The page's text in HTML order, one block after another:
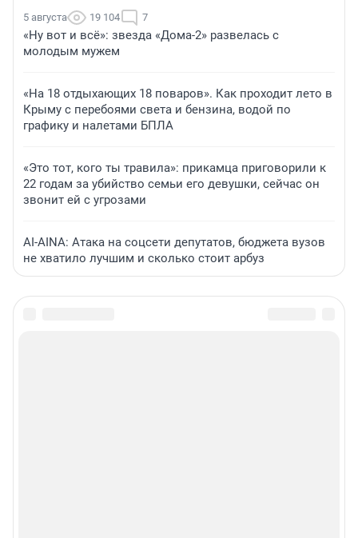
5 августа 19 104 7
«Ну вот и всё»: звезда «Дома-2» развелась с
молодым мужем
«На 18 отдыхающих 18 поваров». Как проходит лето в
Крыму с перебоями света и бензина, водой по
графику и налетами БПЛА
«Это тот, кого ты травила»: прикамца приговорили к
22 годам за убийство семьи его девушки, сейчас он
звонит ей с угрозами
AI-AINA: Атака на соцсети депутатов, бюджета вузов
не хватило лучшим и сколько стоит арбуз